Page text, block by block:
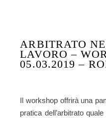
ARBITRATO
LAVORO –
05.03.2019 –
Il workshop offrirà una
pratica dell’arbitrato